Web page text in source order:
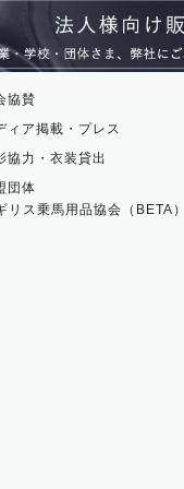
協賛
ィア掲載・プレス
協力・衣装貸出
団体
リス乗馬用品協会（BETA）